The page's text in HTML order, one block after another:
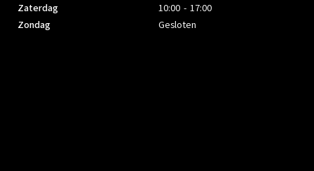
Zaterdag
10:00 - 17:00
Zondag
Gesloten